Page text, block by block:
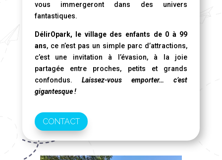
vous immergeront dans des univers
fantastiques.
DélirOpark, le village des enfants de 0 à 99
ans, ce n’est pas un simple parc d’attractions,
c’est une invitation à l’évasion, à la joie
partagée entre proches, petits et grands
confondus. Laissez-vous emporter… c’est
gigantesque !
CONTACT